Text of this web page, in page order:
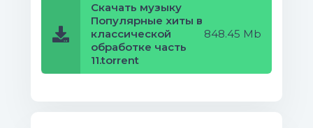
013. Clem Leek - Closing (The
End).mp3 (2.09 Mb)
014. Ludovico Einaudi - Una
mattina.mp3 (8 Mb)
015. Benjamin Richter - Odissea
Скачать музыку
Популярные хиты в
классической
обработке часть
11.torrent
848.45 Mb